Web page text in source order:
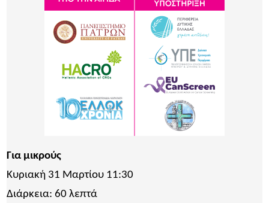
Για μικρούς
Κυριακή 31 Μαρτίου 11:30
Διάρκεια: 60 λεπτά